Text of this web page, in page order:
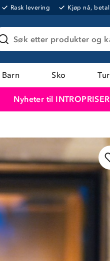
Rask levering Kjøp nå,
Søk etter produkter og
Barn Sko
Nyheter til